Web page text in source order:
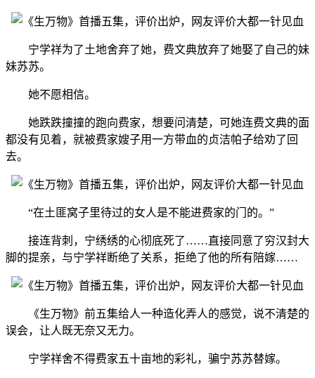
宁学祥为了土地舍弃了她，费文典放弃了她娶了自己的妹
妹苏苏。
她不愿相信。
她跌跌撞撞的跑向费家，想要问清楚，可她连费文典的面
都没有见着，就被费家嫂子用一方带血的贞洁帕子给劝了回
去。
“在土匪窝子里待过的女人是不能进费家的门的。”
接连背刺，宁绣绣的心彻底死了……直接同意了穷汉封大
脚的提亲，与宁学祥断绝了关系，拒绝了他的所有陪嫁……
《生万物》前五集给人一种造化弄人的感觉，说不清楚的
误会，让人既无奈又无力。
宁学祥舍不得费家五十亩地的彩礼，骗宁苏苏替嫁。